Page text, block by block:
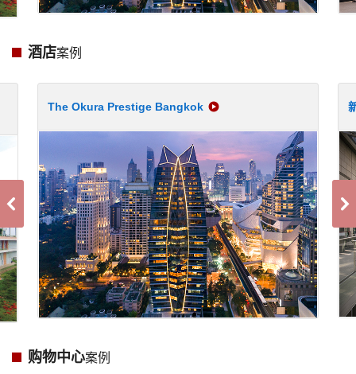
酒店案例
The Okura Prestige Bangkok
购物中心案例